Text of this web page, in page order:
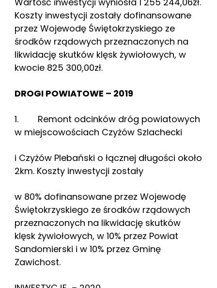
Koszty inwestycji zostały dofinansowane
przez Wojewodę Świętokrzyskiego ze
środków rządowych przeznaczonych na
likwidację skutków klęsk żywiołowych, w
kwocie 825 300,00zł.
DROGI POWIATOWE – 2019
1. Remont odcinków dróg powiatowych
w miejscowościach Czyżów Szlachecki
i Czyżów Plebański o łącznej długości około
2km. Koszty inwestycji zostały
w 80% dofinansowane przez Wojewodę
Świętokrzyskiego ze środków rządowych
przeznaczonych na likwidację skutków
klęsk żywiołowych, w 10% przez Powiat
Sandomierski i w 10% przez Gminę
Zawichost.